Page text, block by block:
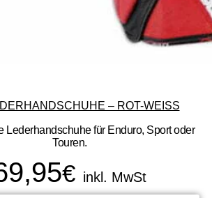
– ROT-WEISS
Lederhandschuhe für Enduro, Sport oder
Touren.
€ inkl. MwSt